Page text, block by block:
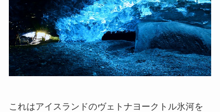
これはアイスランドのヴェトナヨークトル氷河を